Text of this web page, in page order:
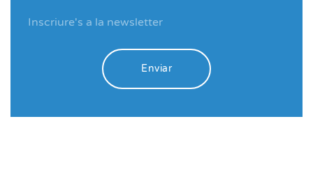
Enviar